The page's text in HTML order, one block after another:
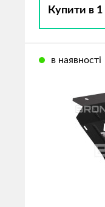
Купити в 1
в наявності